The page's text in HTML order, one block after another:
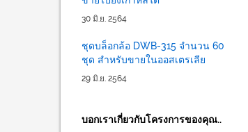
30 มิ.ย. 2564
ชุดบล็อกล้อ DWB-315 จำนวน 60
ชุด สำหรับขายในออสเตรเลีย
29 มิ.ย. 2564
บอกเราเกี่ยวกับโครงการของคุณ..